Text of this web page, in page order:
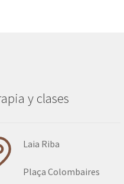
y clases
Laia Riba
Plaça Colombaires